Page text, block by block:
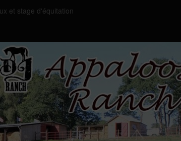
et stage d'équitation